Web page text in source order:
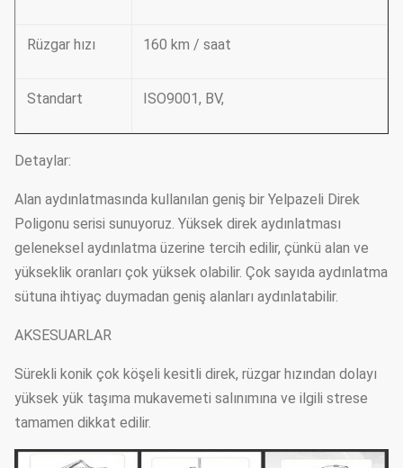
Rüzgar hızı 160 km / saat
Standart ISO9001, BV,
Detaylar:
Alan aydınlatmasında kullanılan geniş bir Yelpazeli Direk
Poligonu serisi sunuyoruz. Yüksek direk aydınlatması
geleneksel aydınlatma üzerine tercih edilir, çünkü alan ve
yükseklik oranları çok yüksek olabilir. Çok sayıda aydınlatma
sütuna ihtiyaç duymadan geniş alanları aydınlatabilir.
AKSESUARLAR
Sürekli konik çok köşeli kesitli direk, rüzgar hızından dolayı
yüksek yük taşıma mukavemeti salınımına ve ilgili strese
tamamen dikkat edilir.